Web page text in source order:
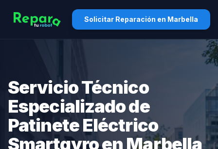
Solicitar Reparación en Marbella
Servicio Técnico
Especializado de
Patinete Eléctrico
Smartgyro en Marbella